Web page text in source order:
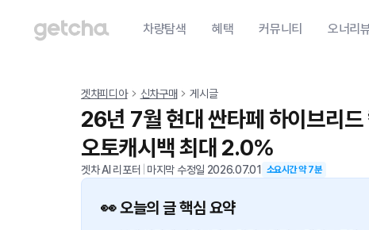
차량탐색 혜택 커뮤니티 오너리
겟차피디아 신차구매 게시글
26년 7월 현대 싼타페 하이브리
오토캐시백 최대 2.0%
겟차 AI 리포터 마지막 수정일 2026.07.01 소요시간 약7분
👀 오늘의 글 핵심 요약